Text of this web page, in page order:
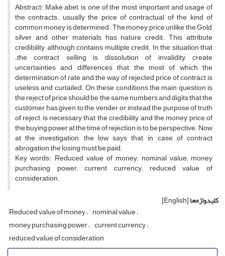
Abstract: Make abet, is one of the most important and usage of
the contracts. usually the price of contractual of the kind of
common money is determined. The money price unlike the Gold,
silver and other materials has nature credit. This attribute
credibility, although contains multiple credit. In the situation that
،the contract selling is dissolution of invalidity, create
uncertainties and differences that the most of which the
determination of rate and the way of rejected price of contract is
useless and curtailed. On these conditions the main question is
the reject of price should be the same numbers and digits that the
customer has given to the vender, or instead the purpose of truth
of reject, is necessary that the credibility and the money price of
the buying power at the time of rejection is to be perspective. Now
at the investigation, the low says that, in case of contract
abrogation, the losing must be paid.
Key words: Reduced value of money; nominal value; money
purchasing power; current currency; reduced value of
consideration.
کلیدواژه‌ها[English]
Reduced value of money nominal value
money purchasing power current currency
reduced value of consideration